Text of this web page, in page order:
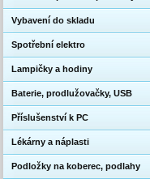
Vybavení do skladu
Spotřební elektro
Lampičky a hodiny
Baterie, prodlužovačky, USB
Příslušenství k PC
Lékárny a náplasti
Podložky na koberec, podlahy